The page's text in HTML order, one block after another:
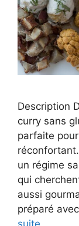
Description
curry sans
parfaite
un régime
qui
aussi
préparé